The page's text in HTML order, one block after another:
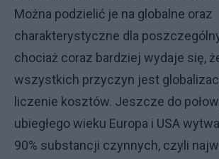
Można podzielić je na globalne oraz
charakterystyczne dla
chociaż coraz bardziej wydaje się,
wszystkich przyczyn jest
liczenie kosztów. Jeszcze do
ubiegłego wieku Europa i USA
90% substancji czynnych, czyli